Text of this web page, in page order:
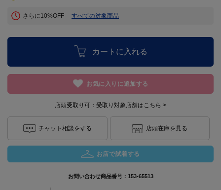
さらに10%OFF すべての対象商品
カートに入れる
お気に入りに追加する
店頭受取り可： 受取り対象店舗はこちら >
チャット相談をする 店頭在庫を見る
お店で試着する
お問い合わせ商品番号： 153-65513